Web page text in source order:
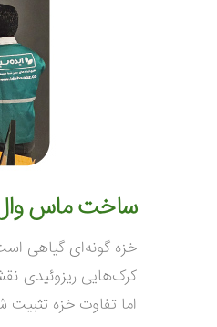
ساخت ماس
خزه گونه‌ای گیاهی
کرک‌هایی ریزوئیدی
اما تفاوت خزه